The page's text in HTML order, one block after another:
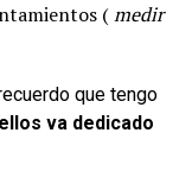
(medir
que tengo
va dedicado